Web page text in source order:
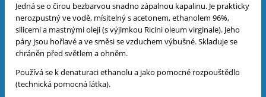
Jedná se o čirou bezbarvou snadno zápalnou kapalinu. Je prakticky
nerozpustný ve vodě, mísitelný s acetonem, ethanolem 96%,
silicemi a mastnými oleji (s výjimkou Ricini oleum virginale). Jeho
páry jsou hořlavé a ve směsi se vzduchem výbušné. Skladuje se
chráněn před světlem a ohněm.
Používá se k denaturaci ethanolu a jako pomocné rozpouštědlo
(technická pomocná látka).